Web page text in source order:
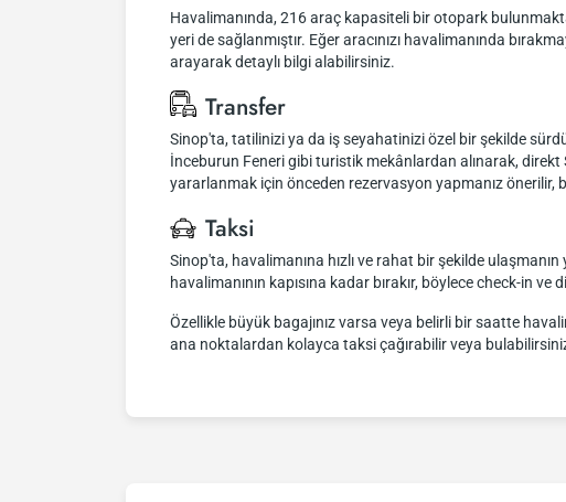
Havalimanında, 216 araç kapasiteli bir otopark
yeri de sağlanmıştır. Eğer aracınızı havalimanında
arayarak detaylı bilgi alabilirsiniz.
Transfer
Sinop'ta, tatilinizi ya da iş seyahatinizi özel bir şekilde
İnceburun Feneri gibi turistik mekânlardan alınarak,
yararlanmak için önceden rezervasyon yapmanız önerilir,
Taksi
Sinop'ta, havalimanına hızlı ve rahat bir şekilde
havalimanının kapısına kadar bırakır, böylece check-in
Özellikle büyük bagajınız varsa veya belirli bir saatte
ana noktalardan kolayca taksi çağırabilir veya